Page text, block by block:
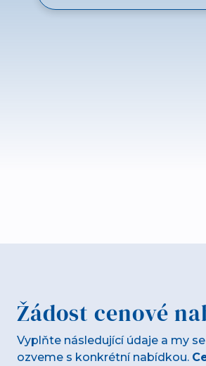
Žádost cenové
Vyplňte následující údaje a my
ozveme s konkrétní nabídkou.